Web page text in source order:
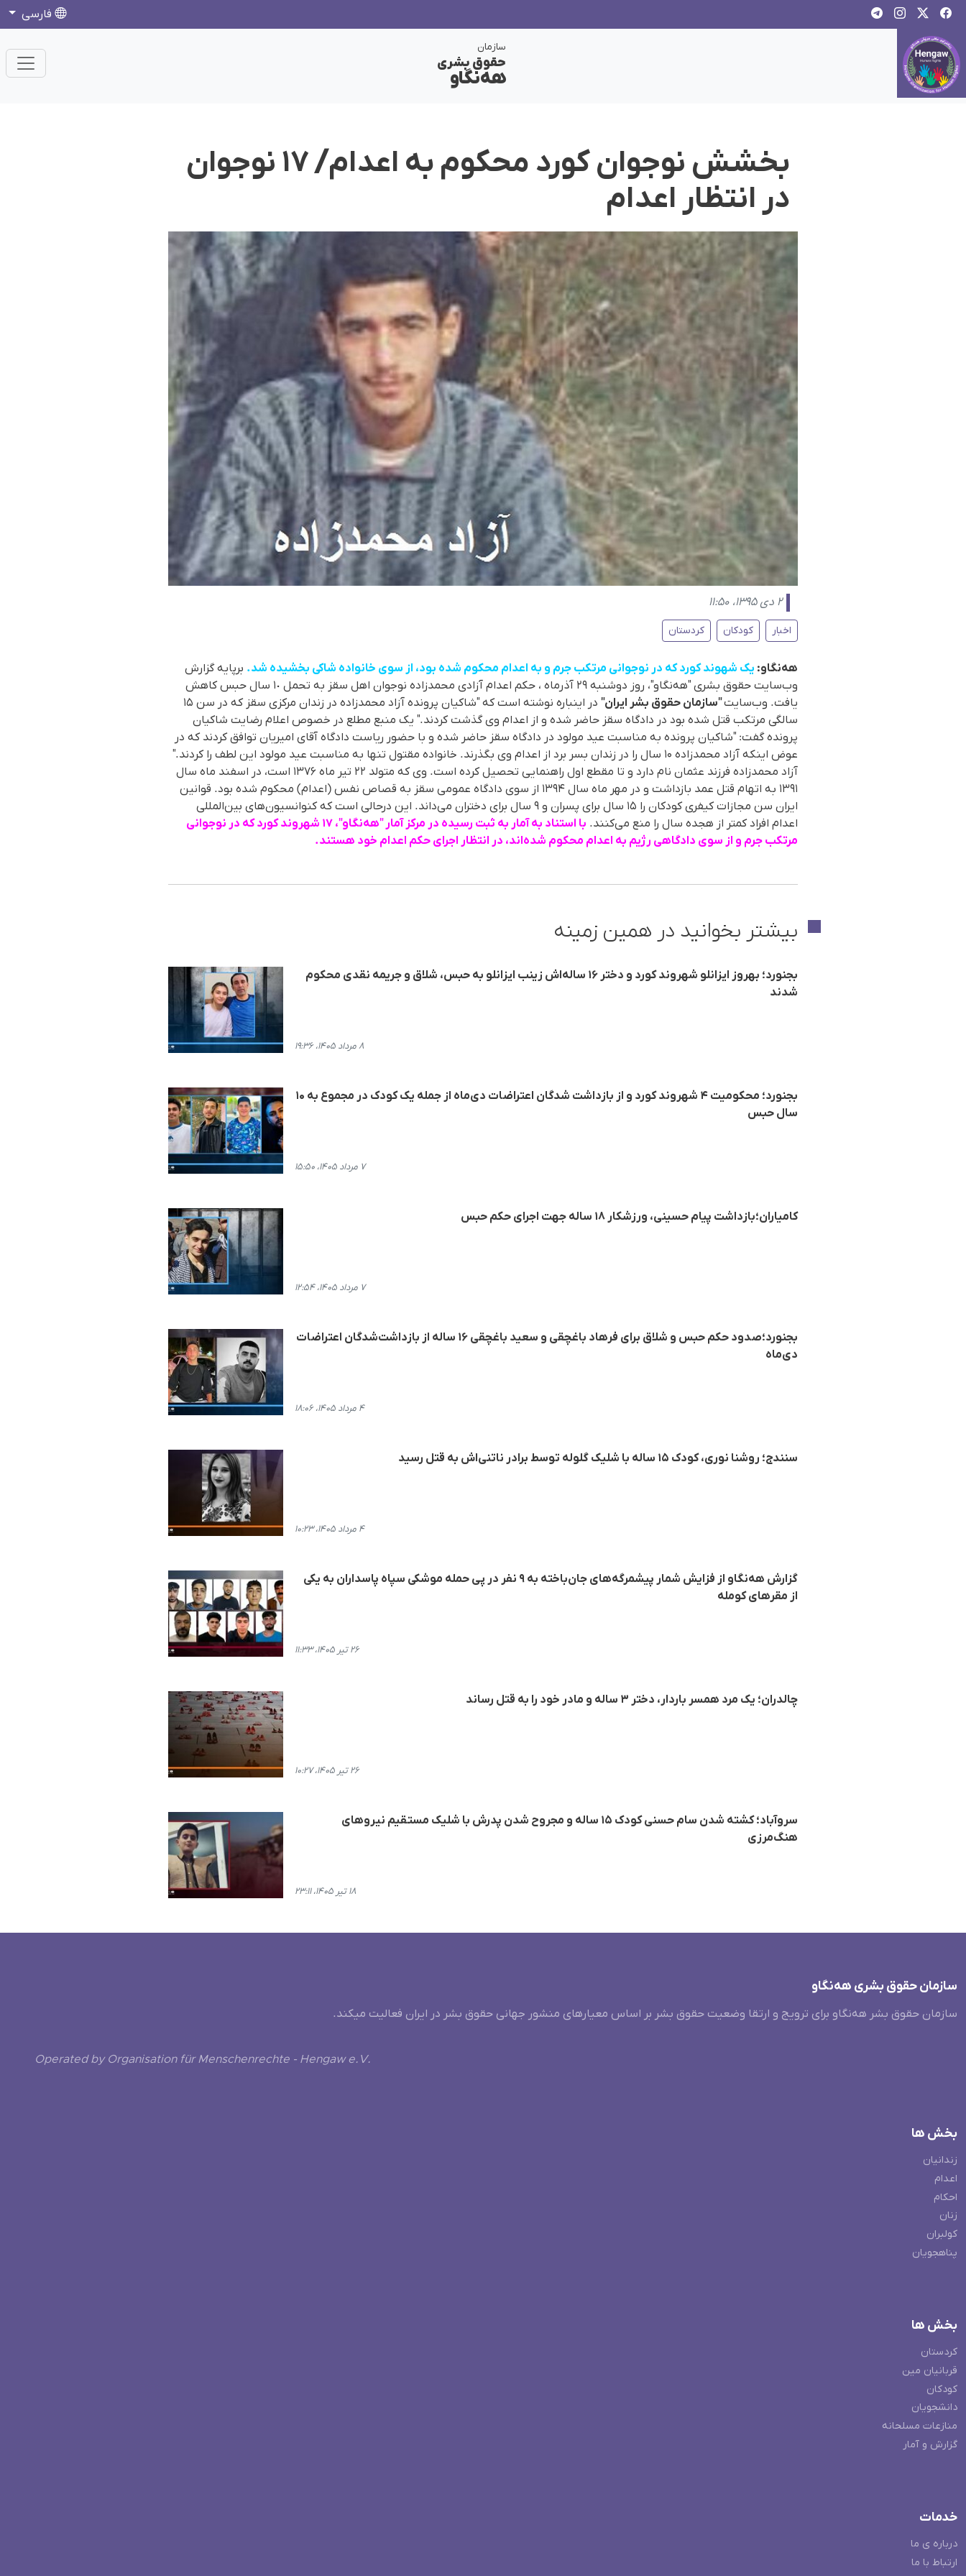
فارسی
سازمان
حقوق بشری
هەنگاو
بخشش نوجوان کورد محکوم بە اعدام/ ١٧ نوجوان
در انتظار اعدام
۲ دی ۱۳۹۵، ۱۱:۵۰
اخبار کودکان کردستان
هەنگاو: یک شهوند کورد کە در نوجوانی مرتکب جرم و بە اعدام محکوم شدە بود، از سوی خانوادە شاکی بخشیدە شد. برپایە گزارش
وب‌سایت حقوق بشری "هەنگاو"، روز دوشنبە ٢٩ آذرماه ، حکم اعدام آزادی محمدزادە نوجوان اهل سقز بە تحمل ١٠ سال حبس کاهش
یافت. وب‌سایت"سازمان حقوق بشر ایران"
در اینبارە نوشتە است کە "شاکیان پروندە آزاد محمدزادە در زندان مرکزی سقز که در سن ۱۵
سالگی مرتکب قتل شده بود در دادگاه سقز حاضر شده و از اعدام وی گذشت کردند." یک منبع مطلع در خصوص اعلام رضایت شاکیان
پرونده گفت: "شاکیان پرونده به مناسبت عید مولود در دادگاه سقز حاضر شده و با حضور ریاست دادگاه آقای امیریان توافق کردند که در
عوض اینکه آزاد محمدزاده ۱۰ سال را در زندان بسر برد از اعدام وی بگذرند. خانواده مقتول تنها به مناسبت عید مولود این لطف را کردند."
آزاد محمدزاده فرزند عثمان نام دارد و تا مقطع اول راهنمایی تحصیل کرده است. وی که متولد ۲۲ تیر ماه ۱۳۷۶ است، در اسفند ماه سال
۱۳۹۱ به اتهام قتل عمد بازداشت و در مهر ماه سال ۱۳۹۴ از سوی دادگاه عمومی سقز به قصاص نفس (اعدام) محکوم شده بود. قوانین
ایران سن مجازات کیفری کودکان را ۱۵ سال برای پسران و ۹ سال برای دختران می‌داند. این درحالی است که کنوانسیون‌های بین‌المللی
اعدام افراد کمتر از هجده سال را منع می‌کنند.
با استناد بە آمار بە ثبت رسیدە در مرکز آمار "هەنگاو"، ١٧ شهروند کورد کە در نوجوانی
مرتکب جرم و از سوی دادگاهی رژیم بە اعدام محکوم شدەاند، در انتظار اجرای حکم اعدام خود هستند.
بیشتر بخوانید در همین زمینه
بجنورد؛ بهروز ایزانلو شهروند کورد و دختر ۱۶ ساله‌اش زینب ایزانلو به حبس، شلاق و جریمه نقدی محکوم
شدند
۸ مرداد ۱۴۰۵، ۱۹:۳۶
بجنورد؛ محکومیت ۴ شهروند کورد و از بازداشت شدگان اعتراضات دی‌ماه از جمله یک کودک در مجموع به ۱۰
سال حبس
۷ مرداد ۱۴۰۵، ۱۵:۵۰
کامیاران؛بازداشت پیام حسینی، ورزشکار ۱۸ ساله جهت اجرای حکم حبس
۷ مرداد ۱۴۰۵، ۱۲:۵۴
بجنورد؛صدود حکم حبس و شلاق برای فرهاد باغچقی و سعید باغچقی ۱۶ ساله از بازداشت‌شدگان اعتراضات
دی‌ماه
۴ مرداد ۱۴۰۵، ۱۸:۰۶
سنندج؛ روشنا نوری، کودک ۱۵ ساله با شلیک گلوله توسط برادر ناتنی‌اش به قتل رسید
۴ مرداد ۱۴۰۵، ۱۰:۲۳
گزارش هه‌نگاو از فزایش شمار پیشمرگه‌های جان‌باخته به ۹ نفر در پی حمله موشکی سپاه پاسداران به یکی
از مقرهای کومله
۲۶ تیر ۱۴۰۵، ۱۱:۳۳
چالدران؛ یک مرد همسر باردار، دختر ۳ ساله و مادر خود را به قتل رساند
۲۶ تیر ۱۴۰۵، ۱۰:۲۷
سروآباد؛ کشته شدن سام حسنی کودک ۱۵ ساله و مجروح شدن پدرش با شلیک مستقیم نیروهای
هنگ‌مرزی
۱۸ تیر ۱۴۰۵، ۲۳:۱۱
سازمان حقوق بشری هەنگاو
سازمان حقوق بشر هه‌نگاو برای ترویج و ارتقا وضعیت حقوق بشر بر اساس معیارهای منشور جهانی حقوق بشر در ایران فعالیت میکند.
Operated by Organisation für Menschenrechte - Hengaw e.V.
بخش ها
زندانیان
اعدام
احکام
زنان
کولبران
پناهجویان
بخش ها
کردستان
قربانیان مین
کودکان
دانشجویان
منازعات مسلحانه
گزارش و آمار
خدمات
درباره ی ما
ارتباط با ما